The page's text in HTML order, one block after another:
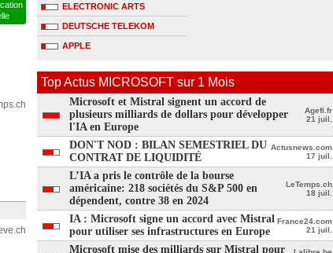
ELECTRONIC ARTS
DEUTSCHE TELEKOM
APPLE
Top Actus MICROSOFT sur 1 Mois
Microsoft et Mistral signent un accord de
plusieurs milliards de dollars pour développer
l'IA en Europe
Agefi.fr
21 juil.
DON'T NOD : BILAN SEMESTRIEL DU
CONTRAT DE LIQUIDITÉ
Actusnews.com
17 juil.
L’IA a pris le contrôle de la bourse
américaine: 218 sociétés du S&P 500 en
dépendent, contre 38 en 2024
LeTemps.ch
18 juil.
IA : Microsoft signe un accord avec Mistral
pour utiliser ses infrastructures en Europe
France24.com
21 juil.
Microsoft mise des milliards sur Mistral pour